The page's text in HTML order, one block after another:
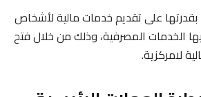
بقدرتها على تقديم خدمات مالية لأشخاص
الخدمات المصرفية، وذلك من خلال فتح
لامركزية.